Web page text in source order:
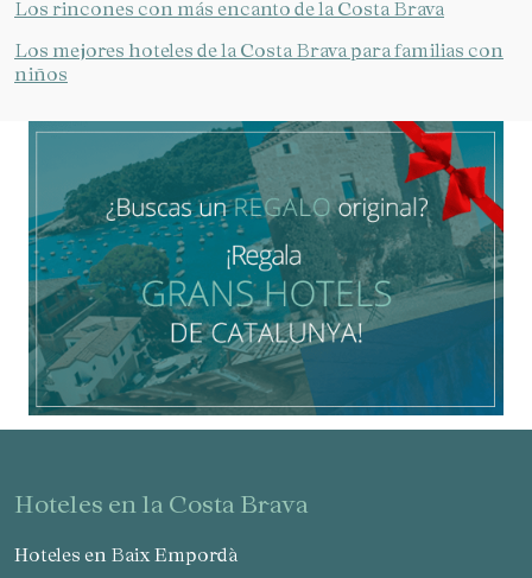
Los rincones con más encanto de la Costa Brava
Los mejores hoteles de la Costa Brava para familias con
niños
hoteles en la Costa Brava
Hoteles en Baix Empordà